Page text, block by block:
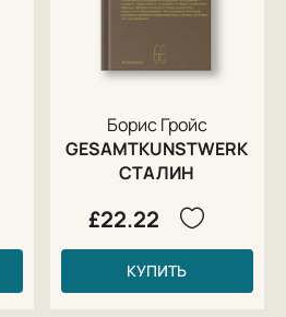
Борис Гройс
GESAMTKUNSTWERK
СТАЛИН
£22.22
КУПИТЬ